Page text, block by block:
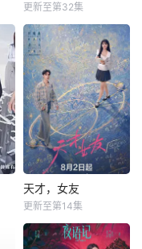
更新至第32集
天才，女友
更新至第14集